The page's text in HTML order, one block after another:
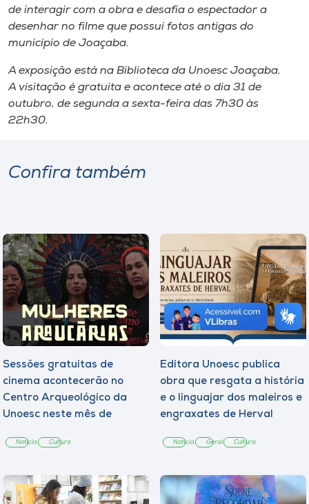
de interagir com a obra e desafia o espectador a
desenhar no filme que possui fotos antigas do
município de Joaçaba.
A exposição está na Biblioteca da Unoesc Joaçaba.
A visitação é gratuita e acontece até o dia 31 de
outubro, de segunda a sexta-feira das 7h30 às
22h30.
Confira também
Sessões gratuitas de
cinema acontecerão no
Centro Arqueológico da
Unoesc neste mês de
Notícia Cultura
Editora Unoesc publica
obra que resgata a história
e o linguajar dos maleiros e
engraxates de Herval
Notícia Geral Cultura